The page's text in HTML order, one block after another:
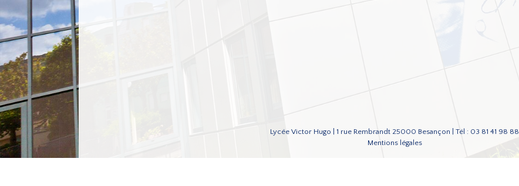
Lycée Victor Hugo | 1 rue Rembrandt 25000 Besançon | Tél : 03 81 41 98 88
Mentions légales